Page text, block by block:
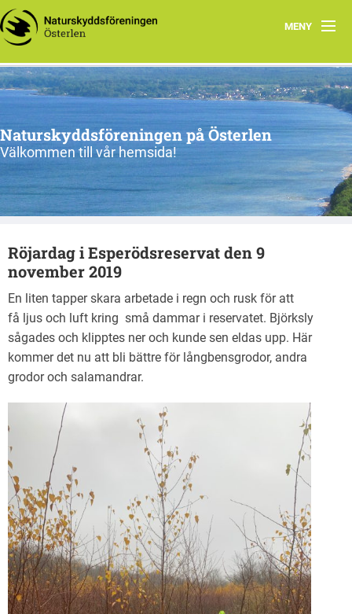
MENY
Program, vår-sommar 2026
Om oss
Nu & då
Kontakt
Länkar
Gångna aktiviteter
Naturskyddsföreningen på Österlen
Välkommen till vår hemsida!
Röjardag i Esperödsreservat den 9
november 2019
En liten tapper skara arbetade i regn och rusk för att
få ljus och luft kring små dammar i reservatet. Björksly
sågades och klipptes ner och kunde sen eldas upp. Här
kommer det nu att bli bättre för långbensgrodor, andra
grodor och salamandrar.